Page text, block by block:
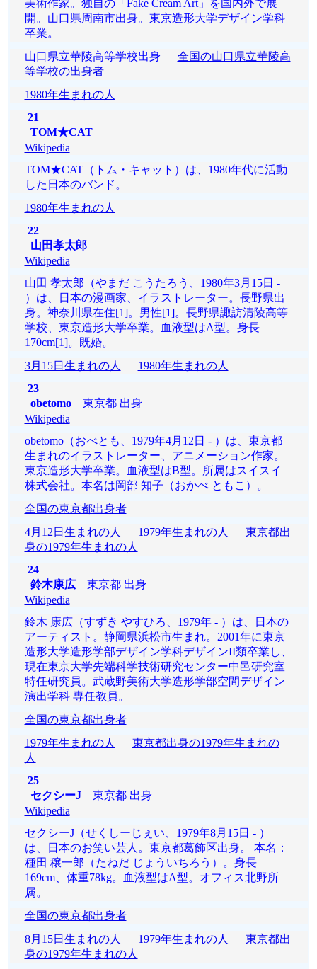
美術作家。独自の「Fake Cream Art」を国内外で展
開。山口県周南市出身。東京造形大学デザイン学科
卒業。
山口県立華陵高等学校出身 全国の山口県立華陵高
等学校の出身者
1980年生まれの人
21
TOM★CAT
Wikipedia
TOM★CAT（トム・キャット）は、1980年代に活動
した日本のバンド。
1980年生まれの人
22
山田孝太郎
Wikipedia
山田 孝太郎（やまだ こうたろう、1980年3月15日 -
）は、日本の漫画家、イラストレーター。長野県出
身。神奈川県在住[1]。男性[1]。長野県諏訪清陵高等
学校、東京造形大学卒業。血液型はA型。身長
170cm[1]。既婚。
3月15日生まれの人
1980年生まれの人
23
obetomo東京都 出身
Wikipedia
obetomo（おべとも、1979年4月12日 - ）は、東京都
生まれのイラストレーター、アニメーション作家。
東京造形大学卒業。血液型はB型。所属はスイスイ
株式会社。本名は岡部 知子（おかべ ともこ）。
全国の東京都出身者
4月12日生まれの人
1979年生まれの人
東京都出
身の1979年生まれの人
24
鈴木康広東京都 出身
Wikipedia
鈴木 康広（すずき やすひろ、1979年 - ）は、日本の
アーティスト。静岡県浜松市生まれ。2001年に東京
造形大学造形学部デザイン学科デザインII類卒業し、
現在東京大学先端科学技術研究センター中邑研究室
特任研究員。武蔵野美術大学造形学部空間デザイン
演出学科 専任教員。
全国の東京都出身者
1979年生まれの人
東京都出身の1979年生まれの
人
25
セクシーJ東京都 出身
Wikipedia
セクシーJ（せくしーじぇい、1979年8月15日 - ）
は、日本のお笑い芸人。東京都葛飾区出身。 本名：
種田 穣一郎（たねだ じょういちろう）。身長
169cm、体重78kg。血液型はA型。オフィス北野所
属。
全国の東京都出身者
8月15日生まれの人
1979年生まれの人
東京都出
身の1979年生まれの人